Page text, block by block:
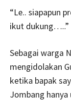
“Le.. siapapun
ikut
Sebagai warga
mengidolakan
ketika bapak
Jombang